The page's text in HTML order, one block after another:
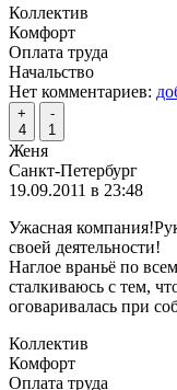
Коллектив
Комфорт
Оплата труда
Начальство
Нет комментариев:
+
4
-
1
Женя
Санкт-Петербург
19.09.2011 в 23:48
Ужасная
своей деятельности!
Наглое враньё по
сталкиваюсь с тем,
оговаривалась при
Коллектив
Комфорт
Оплата труда